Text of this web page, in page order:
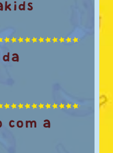
com a